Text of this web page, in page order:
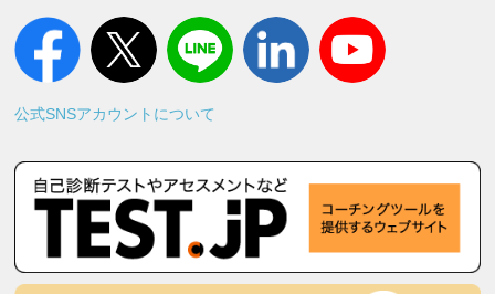
公式SNSアカウントについて